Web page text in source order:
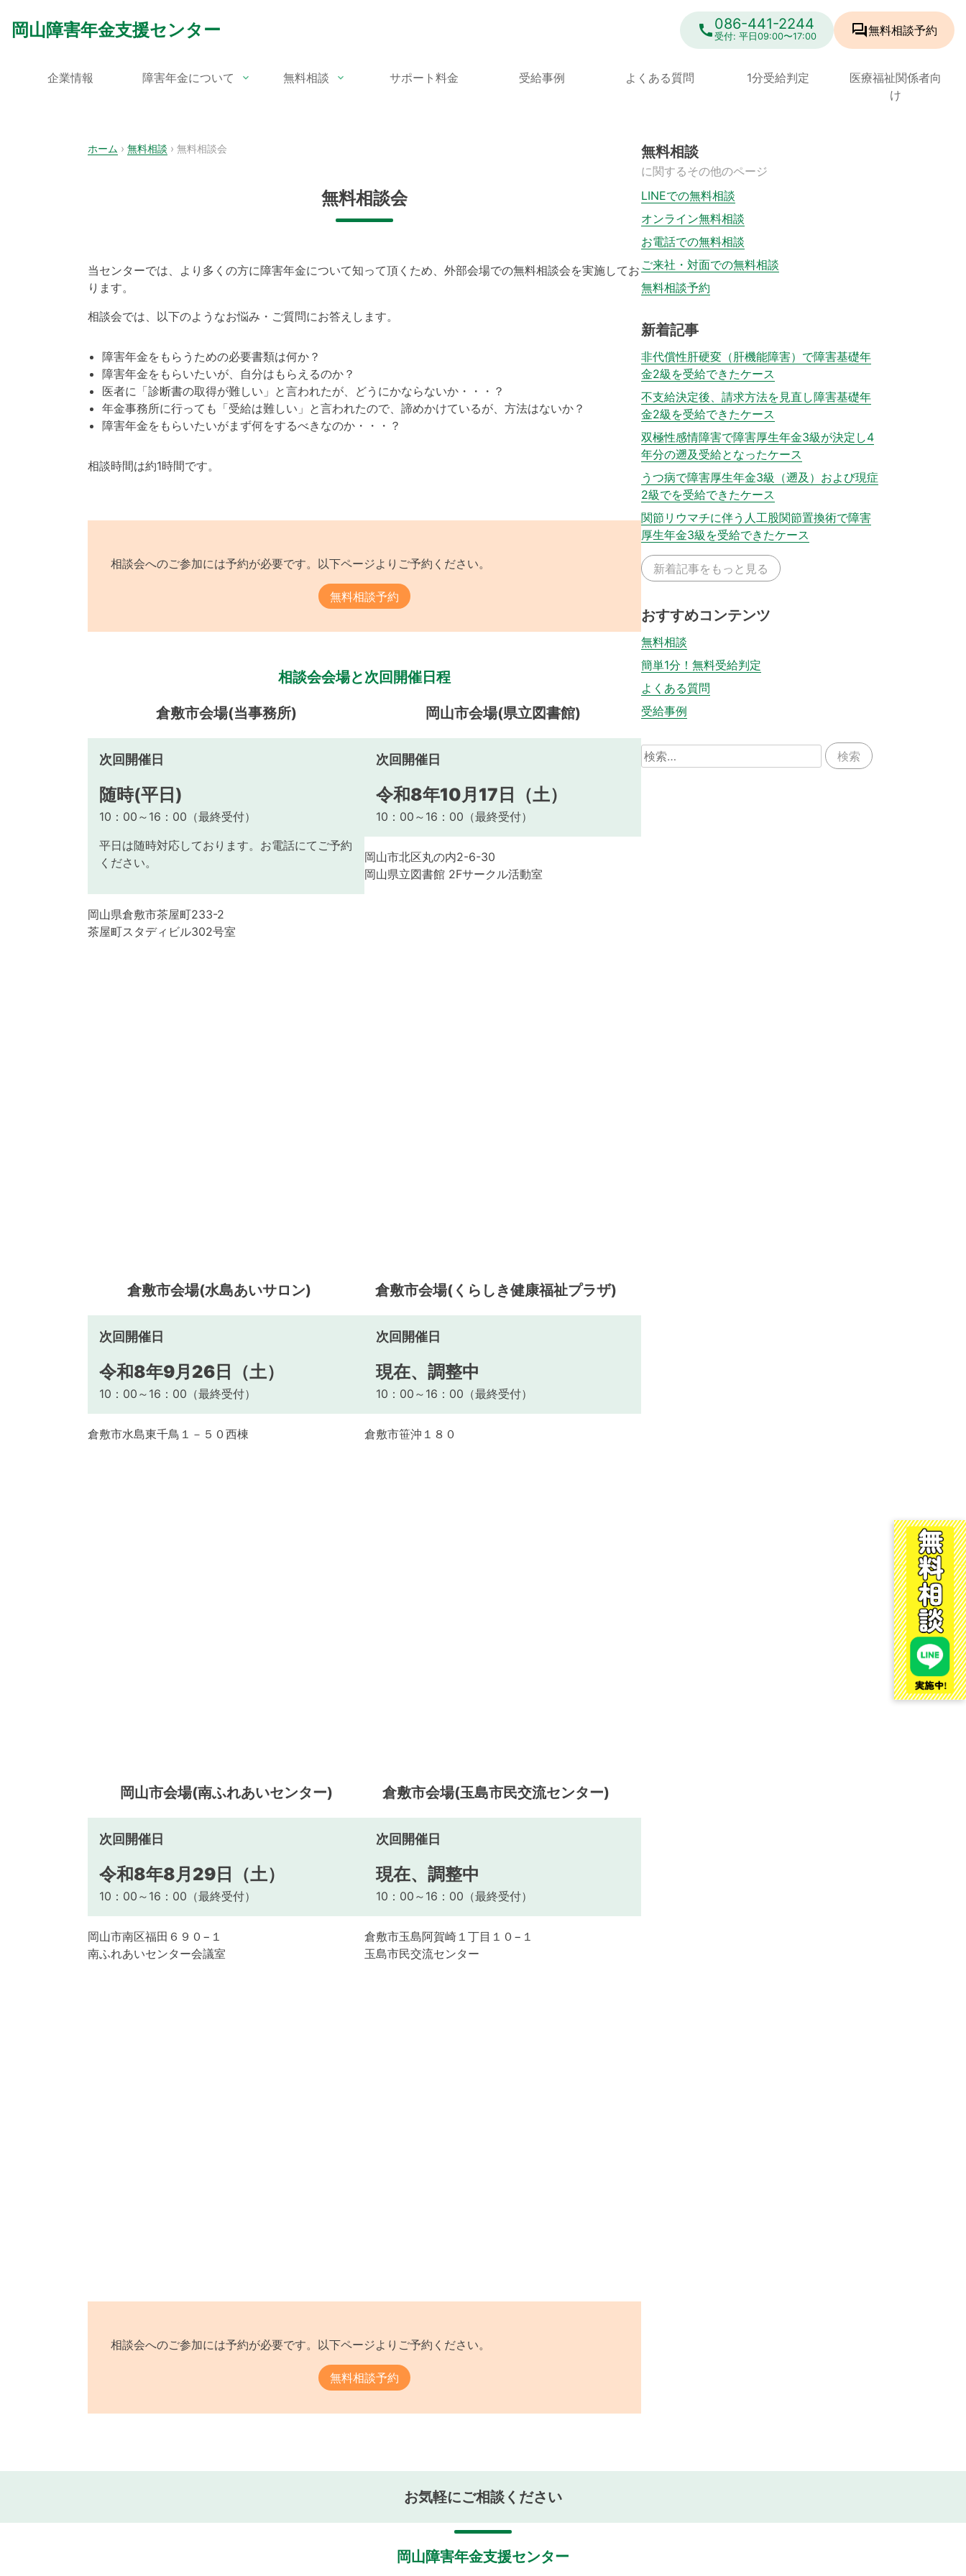
content
岡山障害年金支援センター call086-441-2244
受付: 平日09:00〜17:00 forum無料相談予約
企業情報 障害年金について 無料相談 サポート料金 受給事例 よくある質問 1分受給判定
医療福祉関係者向
け
ホーム › 無料相談 › 無料相談会
無料相談会
当センターでは、より多くの方に障害年金について知って頂くため、外部会場での無料相談会を実施してお
ります。
相談会では、以下のようなお悩み・ご質問にお答えします。
障害年金をもらうための必要書類は何か？
障害年金をもらいたいが、自分はもらえるのか？
医者に「診断書の取得が難しい」と言われたが、どうにかならないか・・・？
年金事務所に行っても「受給は難しい」と言われたので、諦めかけているが、方法はないか？
障害年金をもらいたいがまず何をするべきなのか・・・？
相談時間は約1時間です。
相談会へのご参加には予約が必要です。以下ページよりご予約ください。
無料相談予約
相談会会場と次回開催日程
倉敷市会場(当事務所)
次回開催日
随時(平日)
10：00～16：00（最終受付）
平日は随時対応しております。お電話にてご予約
ください。
岡山県倉敷市茶屋町233-2
茶屋町スタディビル302号室
岡山市会場(県立図書館)
次回開催日
令和8年10月17日（土）
10：00～16：00（最終受付）
岡山市北区丸の内2-6-30
岡山県立図書館 2Fサークル活動室
倉敷市会場(水島あいサロン)
次回開催日
令和8年9月26日（土）
10：00～16：00（最終受付）
倉敷市水島東千鳥１－５０西棟
倉敷市会場(くらしき健康福祉プラザ)
次回開催日
現在、調整中
10：00～16：00（最終受付）
倉敷市笹沖１８０
岡山市会場(南ふれあいセンター)
次回開催日
令和8年8月29日（土）
10：00～16：00（最終受付）
岡山市南区福田６９０−１
南ふれあいセンター会議室
倉敷市会場(玉島市民交流センター)
次回開催日
現在、調整中
10：00～16：00（最終受付）
倉敷市玉島阿賀崎１丁目１０−１
玉島市民交流センター
相談会へのご参加には予約が必要です。以下ページよりご予約ください。
無料相談予約
無料相談
に関するその他のページ
LINEでの無料相談
オンライン無料相談
お電話での無料相談
ご来社・対面での無料相談
無料相談予約
新着記事
非代償性肝硬変（肝機能障害）で障害基礎年
金2級を受給できたケース
不支給決定後、請求方法を見直し障害基礎年
金2級を受給できたケース
双極性感情障害で障害厚生年金3級が決定し4
年分の遡及受給となったケース
うつ病で障害厚生年金3級（遡及）および現症
2級でを受給できたケース
関節リウマチに伴う人工股関節置換術で障害
厚生年金3級を受給できたケース
新着記事をもっと見る
おすすめコンテンツ
無料相談
簡単1分！無料受給判定
よくある質問
受給事例
検
索:
お気軽にご相談ください
岡山障害年金支援センター